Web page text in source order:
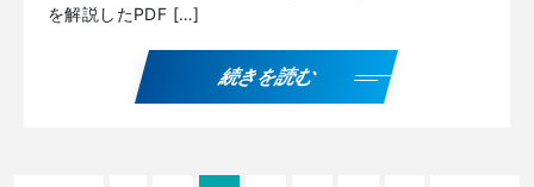
を解説したPDF […]
続きを読む